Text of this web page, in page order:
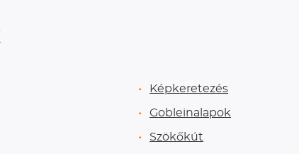
Képkeretezés
Gobleinalapok
Szökőkút